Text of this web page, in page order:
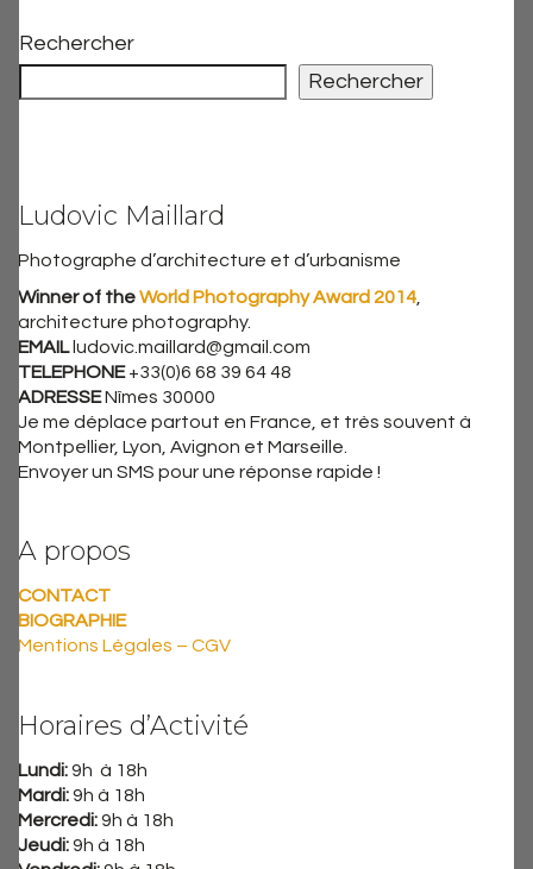
Rechercher
Rechercher
Ludovic Maillard
Photographe d’architecture et d’urbanisme
Winner of theWorld Photography Award 2014
architecture photography.
EMAIL ludovic.maillard@gmail.com
TELEPHONE+33(0)6 68 39 64 48
ADRESSENîmes 30000
Je me déplace partout en France, et très souvent à
Montpellier, Lyon, Avignon et Marseille.
Envoyer un SMS pour une réponse rapide !
A propos
CONTACT
BIOGRAPHIE
Mentions Légales – CGV
Horaires d’Activité
Lundi:9h à 18h
Mardi:9h à 18h
Mercredi:9h à 18h
Jeudi:9h à 18h